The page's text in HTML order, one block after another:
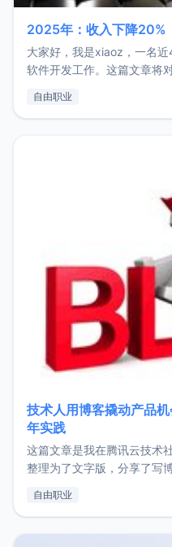
2025年：收入下降20%
大家好，我是xiaoz，一名
软件开发工作。这篇文章将
收入下降20%，但却过得很
自由职业
技术人用博客撬动产品
年实践
这篇文章是我在腾讯云技术
整理为了文字版，分享了写
了我的首个产品ImgURL的
自由职业